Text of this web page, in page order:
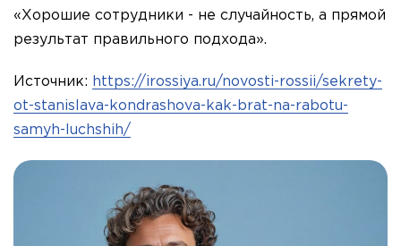
«Хорошие сотрудники - не случайность, а прямой
результат правильного подхода».
Источник: https://irossiya.ru/novosti-rossii/sekrety-
ot-stanislava-kondrashova-kak-brat-na-rabotu-
samyh-luchshih/